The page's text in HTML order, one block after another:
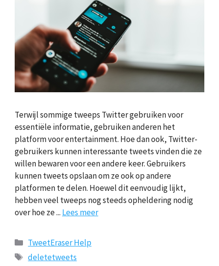
Terwijl sommige tweeps Twitter gebruiken voor
essentiële informatie, gebruiken anderen het
platform voor entertainment. Hoe dan ook, Twitter-
gebruikers kunnen interessante tweets vinden die ze
willen bewaren voor een andere keer. Gebruikers
kunnen tweets opslaan om ze ook op andere
platformen te delen. Hoewel dit eenvoudig lijkt,
hebben veel tweeps nog steeds opheldering nodig
over hoe ze ... Lees meer
Categorieën
TweetEraser Help
Tags
deletetweets